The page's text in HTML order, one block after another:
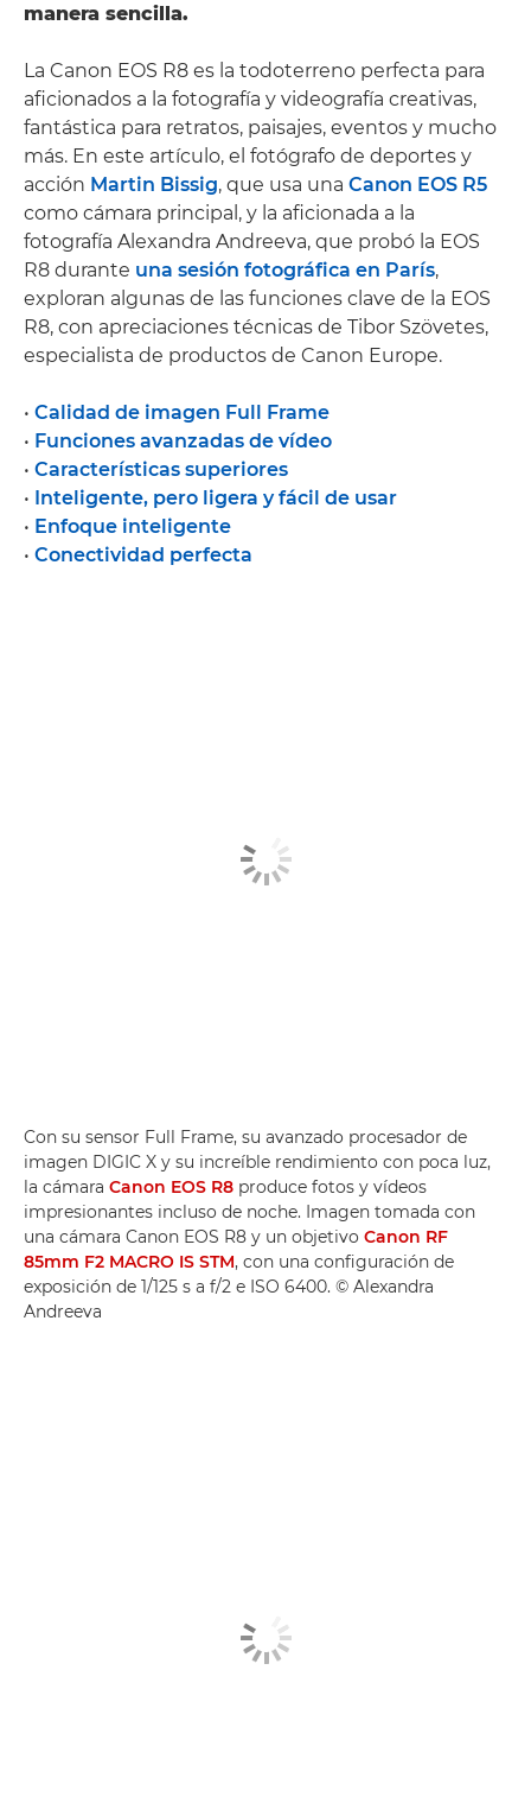
manera sencilla.
La Canon EOS R8 es la todoterreno perfecta para
aficionados a la fotografía y videografía creativas,
fantástica para retratos, paisajes, eventos y mucho
más. En este artículo, el fotógrafo de deportes y
acción Martin Bissig, que usa una Canon EOS R5
como cámara principal, y la aficionada a la
fotografía Alexandra Andreeva, que probó la EOS
R8 durante una sesión fotográfica en París,
exploran algunas de las funciones clave de la EOS
R8, con apreciaciones técnicas de Tibor Szövetes,
especialista de productos de Canon Europe.
• Calidad de imagen Full Frame
• Funciones avanzadas de vídeo
• Características superiores
• Inteligente, pero ligera y fácil de usar
• Enfoque inteligente
• Conectividad perfecta
Con su sensor Full Frame, su avanzado procesador de
imagen DIGIC X y su increíble rendimiento con poca luz,
la cámara Canon EOS R8 produce fotos y vídeos
impresionantes incluso de noche. Imagen tomada con
una cámara Canon EOS R8 y un objetivo Canon RF
85mm F2 MACRO IS STM, con una configuración de
exposición de 1/125 s a f/2 e ISO 6400. © Alexandra
Andreeva